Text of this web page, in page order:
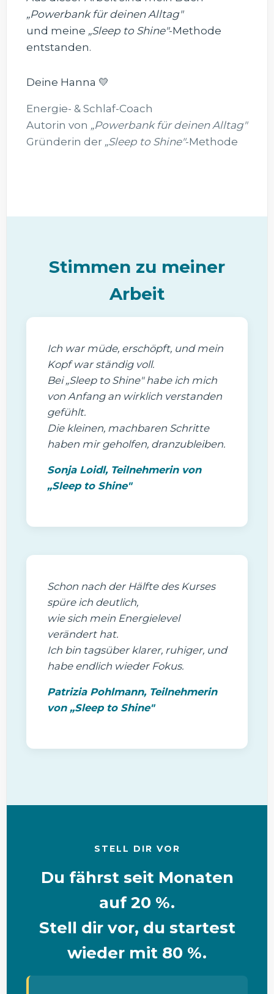
„Powerbank für deinen Alltag"
und meine „Sleep to Shine"-Methode
entstanden.
Deine Hanna 💛
Energie- & Schlaf-Coach
Autorin von „Powerbank für deinen Alltag"
Gründerin der „Sleep to Shine"-Methode
Stimmen zu meiner
Arbeit
Ich war müde, erschöpft, und mein
Kopf war ständig voll.
Bei„Sleep to Shine"habe ich mich
von Anfang an wirklich verstanden
gefühlt.
Die kleinen, machbaren Schritte
haben mir geholfen, dranzubleiben.
Sonja Loidl, Teilnehmerin von
„Sleep to Shine"
Schon nach der Hälfte des Kurses
spüre ich deutlich,
wie sich mein Energielevel
verändert hat.
Ich bin tagsüber klarer, ruhiger, und
habe endlich wieder Fokus.
Patrizia Pohlmann, Teilnehmerin
von „Sleep to Shine"
STELL DIR VOR
Du fährst seit Monaten
auf 20 %.
Stell dir vor, du startest
wieder mit 80 %.